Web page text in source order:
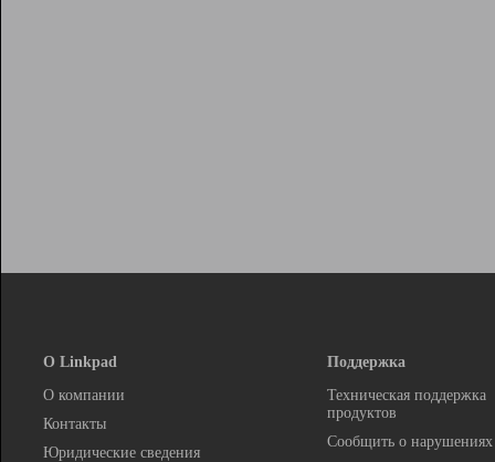
О Linkpad
О компании
Контакты
Юридические сведения
Поддержка
Техническая поддержка
продуктов
Сообщить о нарушениях